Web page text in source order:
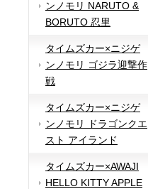
ンノモリ NARUTO &
BORUTO 忍里
タイムズカー×ニジゲ
ンノモリ ゴジラ迎撃作
戦
タイムズカー×ニジゲ
ンノモリ ドラゴンクエ
スト アイランド
タイムズカー×AWAJI
HELLO KITTY APPLE